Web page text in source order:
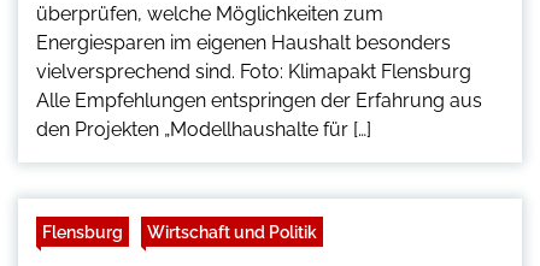
überprüfen, welche Möglichkeiten zum
Energiesparen im eigenen Haushalt besonders
vielversprechend sind. Foto: Klimapakt Flensburg
Alle Empfehlungen entspringen der Erfahrung aus
den Projekten „Modellhaushalte für […]
Flensburg Wirtschaft und Politik